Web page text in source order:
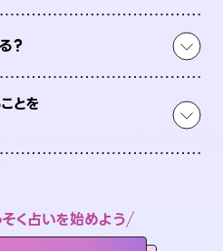
？
とを
く占いを始めよう